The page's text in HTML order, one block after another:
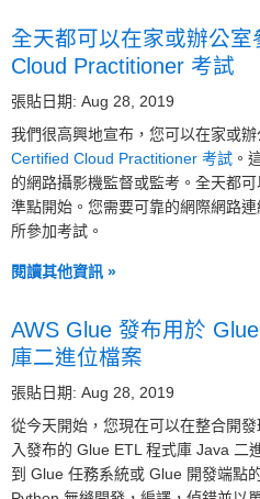
全天都可以在家或辦公室
Cloud Practitioner 考試
張貼日期: Aug 28, 2019
我們很高興地宣布，您可以在家或
Certified Cloud Practitioner 考試 。
的網路攝影機監督或監考。全天都
準點開始。您需要可靠的網際網路
所參加考試。
閱讀其他資訊 »
AWS Glue 發布用於
庫二進位檔案
張貼日期: Aug 28, 2019
從今天開始，您現在可以在整合開
入發布的 Glue ETL 程式庫 Java 二
到 Glue 任務系統或 Glue 開發端點